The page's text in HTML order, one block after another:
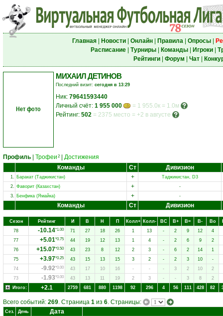
Главная| Новости| Онлайн| Правила| Опросы|
Расписание| Турниры| Команды| Игроки|
Рейтинги| Форум Чат|
Нет фото
МИХАИЛ ДЕТИНОВ
Последний визит: сегодня в 13:29
Ник: 79641593440
Личный счёт: 1 955 000
= 1 955.0к = 1.0м
Рейтинг: 502 = 2375 место = +2 в августе
Профиль Трофеи 2
Достижения
Команды
Ст Дивизион
1. Баракат (Таджикистан) +
Таджикистан, D3
2. Фаворит (Казахстан) +
-
3. Бенфика (Ямайка) + -
Команды Ст Дивизион
Сезон Рейтинг И В Н П Колл+ Колл- ВC В+ В= В- Вo
78
-10.14*1.00 71 27 18 26 1 13 - 2 9 12
4
77
+5.01*0.75 44 19 12 13 1 4 - 2 6 9
2
76
+15.07*0.50 43 23 8 12 2 3 - 6 2 14
1
75
+3.97*0.25 43 15 13 15 3 2 - 2 3 10
-
74
-9.92*0.00 43 17 10 16 - - - 3 2 10
2
73
-1.93*0.00 43 13 11 19 2 3 - - 3 8
2
Итого:
+2.1 2759 681 880 1198 92 296 4 56 111 428 82
Всего событий: 269. Страница 1 из 6. Страницы:
Сез. День Дата